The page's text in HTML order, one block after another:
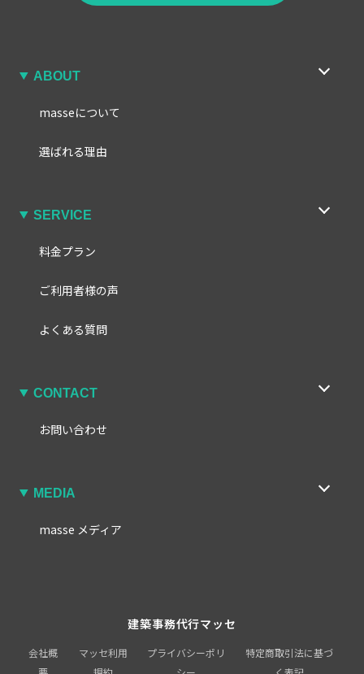
ABOUT
masseについて
選ばれる理由
SERVICE
料金プラン
ご利用者様の声
よくある質問
CONTACT
お問い合わせ
MEDIA
masse メディア
建築事務代行マッセ
会社概
マッセ利用
プライバシーポリ
特定商取引法に基づ